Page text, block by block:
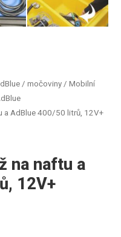
/ močoviny / Mobilní
a AdBlue 400/50 litrů, 12V+
na naftu a
12V+